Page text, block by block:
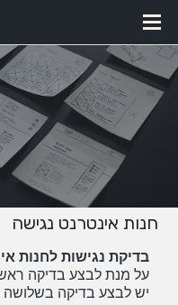
חנות אינטרנט נגישה
בדיקת נגישות לחנות
על מנת לבצע בדיקה
יש לבצע בדיקה בשלושה